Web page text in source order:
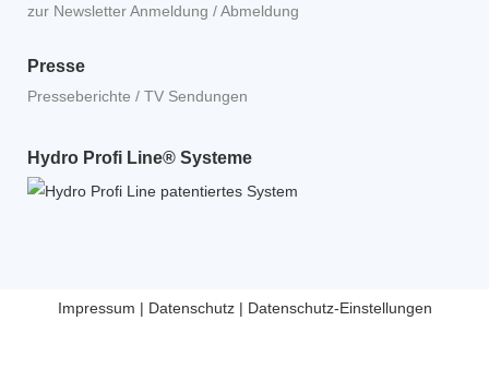
zur Newsletter Anmeldung / Abmeldung
Presse
Presseberichte / TV Sendungen
Hydro Profi Line® Systeme
Impressum | Datenschutz| Datenschutz-Einstellungen